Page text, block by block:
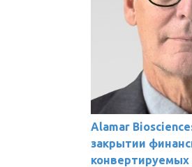
Alamar
закрытии
конвертируемых